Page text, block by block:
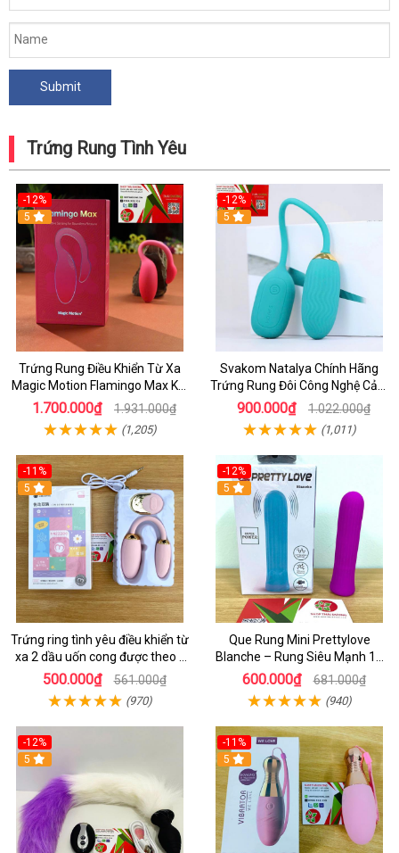
Trứng Rung Tình Yêu
-12%
5
Trứng Rung Điều Khiển Từ Xa
Magic Motion Flamingo Max Kết
Nối App Thông Minh
1.700.000₫ 1.931.000₫
(1,205)
-12%
5
Svakom Natalya Chính Hãng
Trứng Rung Đôi Công Nghệ Cảm
Biến Âm Thanh
900.000₫ 1.022.000₫
(1,011)
-11%
5
Trứng ring tình yêu điều khiển từ
xa 2 dầu uốn cong được theo ý
muốn
500.000₫ 561.000₫
(970)
-12%
5
Que Rung Mini Prettylove
Blanche – Rung Siêu Mạnh 12
Chế Độ Kích Thích Điểm G Lên
Đỉnh Nhanh
600.000₫ 681.000₫
(940)
-12%
5
-11%
5